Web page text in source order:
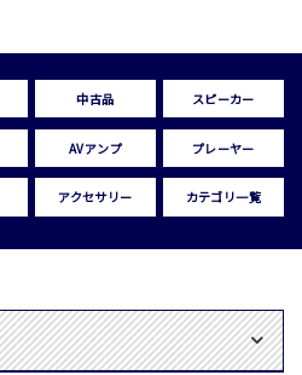
中古品 スピーカー
AVアンプ プレーヤー
アクセサリー カテゴリ一覧